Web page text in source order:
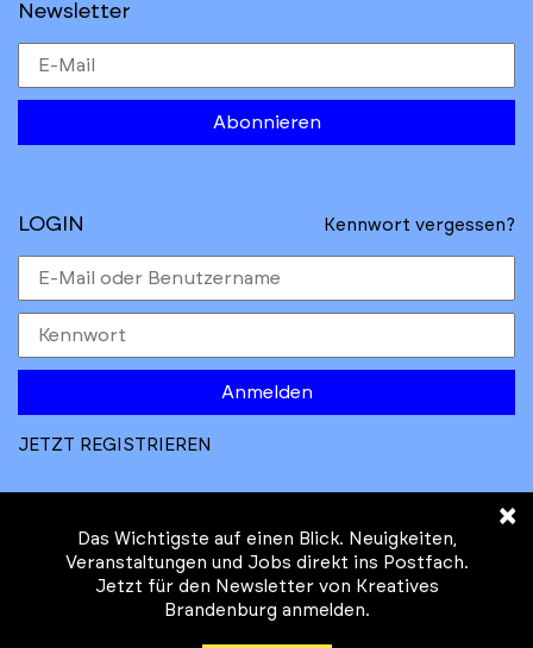
Newsletter
Abonnieren
LOGIN Kennwort vergessen?
Anmelden
JETZT REGISTRIEREN
© Kreatives Brandenburg im Auftrag des
×
Das Wichtigste auf einen Blick. Neuigkeiten,
Veranstaltungen und Jobs direkt ins Postfach.
Jetzt für den Newsletter von Kreatives
Brandenburg anmelden.